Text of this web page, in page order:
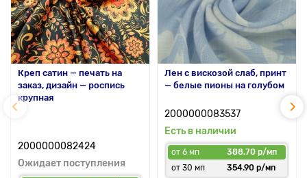
Креп сатин — печать на
заказ, дизайн — роспись
крупная
2000000082424
Ожидает поступления
Лен с вискозой слаб, принт
— белые пионы на голубом
2000000083537
Есть в наличии
от 6 мп
388.70 р/мп
от 30 мп
354.90 р/мп